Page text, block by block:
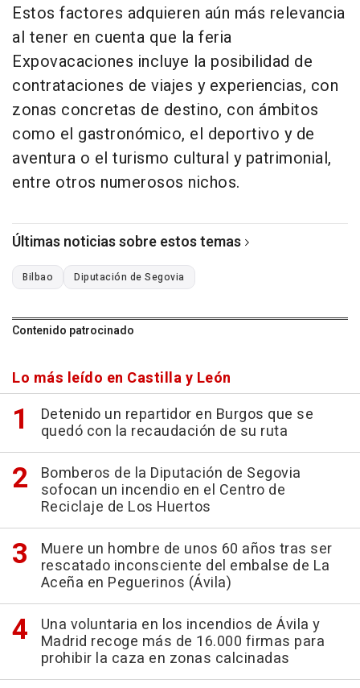
Estos factores adquieren aún más relevancia
al tener en cuenta que la feria
Expovacaciones incluye la posibilidad de
contrataciones de viajes y experiencias, con
zonas concretas de destino, con ámbitos
como el gastronómico, el deportivo y de
aventura o el turismo cultural y patrimonial,
entre otros numerosos nichos.
Últimas noticias sobre estos temas
Bilbao Diputación de Segovia
Contenido patrocinado
Lo más leído en Castilla y León
Detenido un repartidor en Burgos que se
quedó con la recaudación de su ruta
Bomberos de la Diputación de Segovia
sofocan un incendio en el Centro de
Reciclaje de Los Huertos
Muere un hombre de unos 60 años tras ser
rescatado inconsciente del embalse de La
Aceña en Peguerinos (Ávila)
Una voluntaria en los incendios de Ávila y
Madrid recoge más de 16.000 firmas para
prohibir la caza en zonas calcinadas